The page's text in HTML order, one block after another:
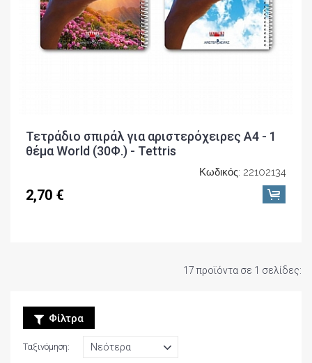
Τετράδιο σπιράλ για αριστερόχειρες A4 - 1
θέμα World (30Φ.) - Tettris
Κωδικός: 22102134
2,70 €
17 προϊόντα σε 1 σελίδες:
Φίλτρα
Ταξινόμηση: